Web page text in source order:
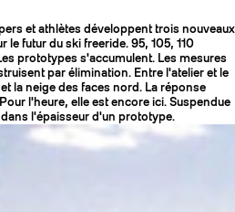
et athlètes développent trois nouveaux
futur du ski freeride. 95, 105, 110
prototypes s'accumulent. Les mesures
par élimination. Entre l'atelier et le
la neige des faces nord. La réponse
l'heure, elle est encore ici. Suspendue
l'épaisseur d'un prototype.